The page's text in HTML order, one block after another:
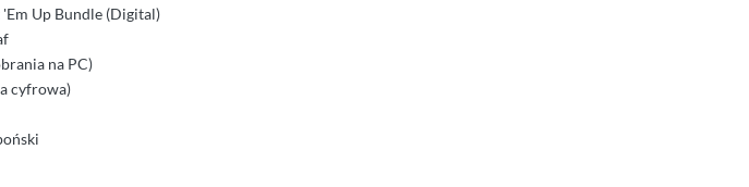
Up Bundle (Digital)
na PC)
cyfrowa)